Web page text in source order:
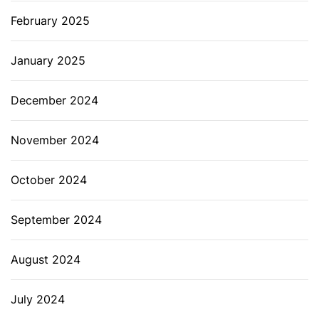
February 2025
January 2025
December 2024
November 2024
October 2024
September 2024
August 2024
July 2024